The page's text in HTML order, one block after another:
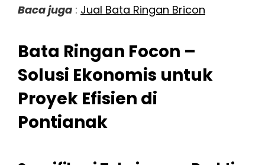
Baca juga : Jual Bata Ringan Bricon
Bata Ringan Focon –
Solusi Ekonomis untuk
Proyek Efisien di
Pontianak